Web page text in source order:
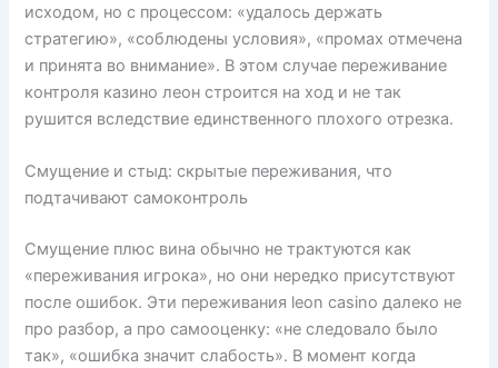
исходом, но с процессом: «удалось держать
стратегию», «соблюдены условия», «промах отмечена
и принята во внимание». В этом случае переживание
контроля казино леон строится на ход и не так
рушится вследствие единственного плохого отрезка.
Смущение и стыд: скрытые переживания, что
подтачивают самоконтроль
Смущение плюс вина обычно не трактуются как
«переживания игрока», но они нередко присутствуют
после ошибок. Эти переживания leon casino далеко не
про разбор, а про самооценку: «не следовало было
так», «ошибка значит слабость». В момент когда